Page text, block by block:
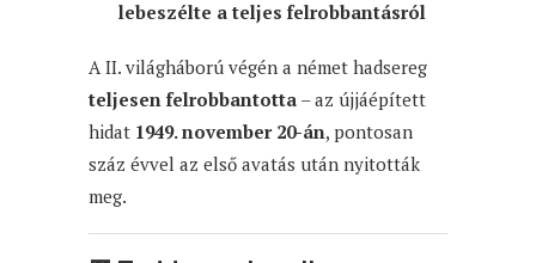
lebeszélte a teljes felrobbantásról
A II. világháború végén a német hadsereg
teljesen felrobbantotta – az újjáépített
hidat 1949. november 20-án, pontosan
száz évvel az első avatás után nyitották
meg.